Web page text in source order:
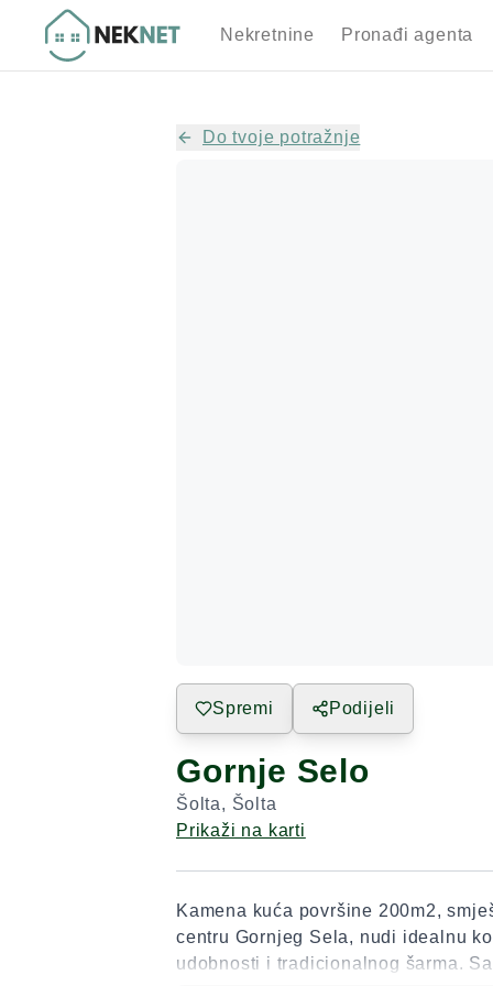
Nekretnine Pronađi agenta
Do tvoje potražnje
Spremi Podijeli
Gornje Selo
Šolta, Šolta
Prikaži na karti
Kamena kuća površine 200m2,
centru Gornjeg Sela, nudi idealnu
udobnosti i tradicionalnog šarma.